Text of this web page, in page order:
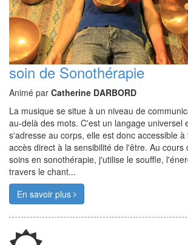
soin de Sonothérapie
Animé par Catherine DARBORD
La musique se situe à un niveau de
au-delà des mots. C'est un langage universel
s'adresse au corps, elle est donc accessible à
accès direct à la sensibilité de l'être. Au cours
soins en sonothérapie, j'utilise le souffle,
travers le chant...
En savoir plus